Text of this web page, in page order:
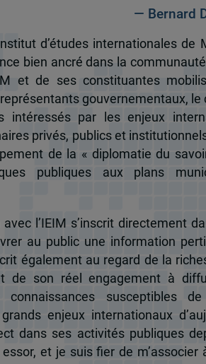
— Bernard
d’études internationales de
bien ancré dans la
et de ses constituantes
gouvernementaux, le
intéressés par les enjeux
privés, publics et
de la « diplomatie du
publiques aux plans
l’IEIM s’inscrit directement
au public une information
également au regard de la
de son réel engagement à
connaissances susceptibles
enjeux internationaux
dans ses activités publiques
et je suis fier de m’associer